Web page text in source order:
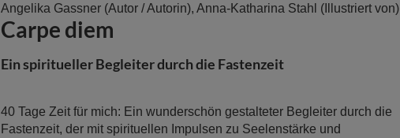
Angelika Gassner (Autor / Autorin), Anna-Katharina Stahl (Illustriert von)
Carpe diem
Ein spiritueller Begleiter durch die Fastenzeit
40 Tage Zeit für mich: Ein wunderschön gestalteter Begleiter durch die
Fastenzeit, der mit spirituellen Impulsen zu Seelenstärke und